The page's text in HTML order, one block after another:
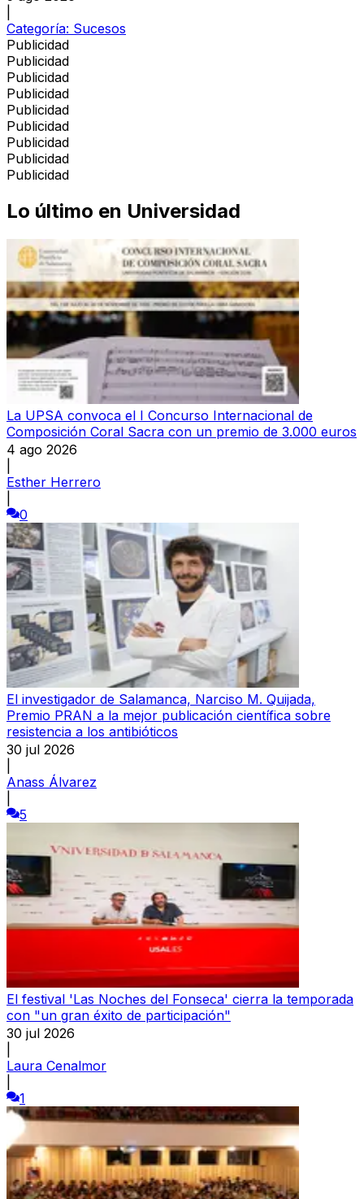
Categoría: Sucesos
Publicidad
Publicidad
Publicidad
Publicidad
Publicidad
Publicidad
Publicidad
Publicidad
Publicidad
Lo último en Universidad
La UPSA convoca el I Concurso Internacional de
Composición Coral Sacra con un premio de 3.000 euros
4 ago 2026
Esther Herrero
0
El investigador de Salamanca, Narciso M. Quijada,
Premio PRAN a la mejor publicación científica sobre
resistencia a los antibióticos
30 jul 2026
Anass Álvarez
5
El festival 'Las Noches del Fonseca' cierra la temporada
con "un gran éxito de participación"
30 jul 2026
Laura Cenalmor
1